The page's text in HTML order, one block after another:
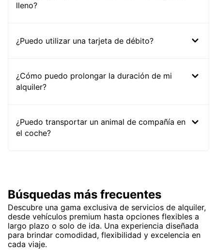
lleno?
¿Puedo utilizar una tarjeta de débito?
¿Cómo puedo prolongar la duración de mi
alquiler?
¿Puedo transportar un animal de compañía en
el coche?
Búsquedas más frecuentes
Descubre una gama exclusiva de servicios de alquiler,
desde vehículos premium hasta opciones flexibles a
largo plazo o solo de ida. Una experiencia diseñada
para brindar comodidad, flexibilidad y excelencia en
cada viaje.